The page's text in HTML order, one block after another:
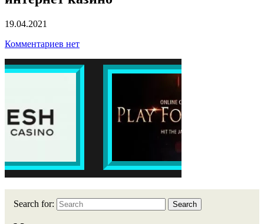
19.04.2021
Комментариев нет
Search for: Search